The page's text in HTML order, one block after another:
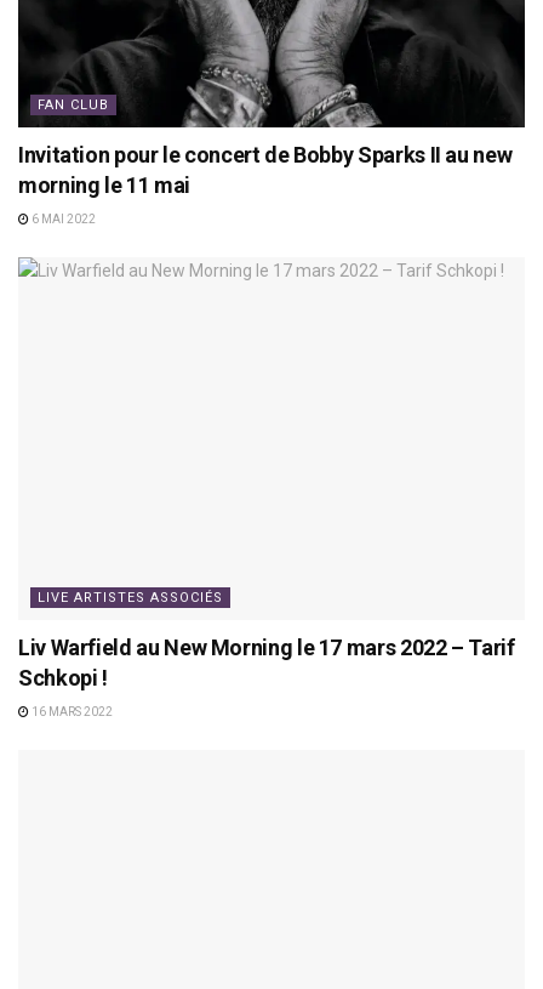
FAN CLUB
Invitation pour le concert de Bobby Sparks II au new
morning le 11 mai
6 MAI 2022
LIVE ARTISTES ASSOCIÉS
Liv Warfield au New Morning le 17 mars 2022 – Tarif
Schkopi !
16 MARS 2022